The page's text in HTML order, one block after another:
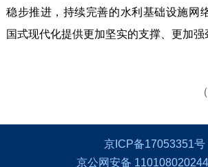
稳步推进，持续完善的水利基础设施网
国式现代化提供更加坚实的支撑、更加强
京ICP备17053351号
京公网安备